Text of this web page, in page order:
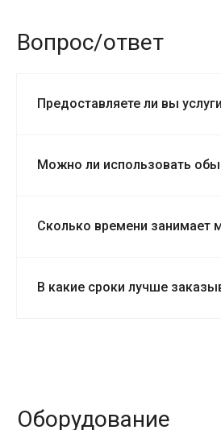
Вопрос/ответ
Предоставляете ли вы
Можно ли использовать
Сколько времени занимает
В какие сроки лучше
Оборудование